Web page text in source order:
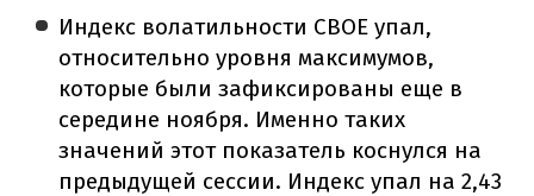
Индекс волатильности CBOE упал,
относительно уровня максимумов,
которые были зафиксированы еще в
середине ноября. Именно таких
значений этот показатель коснулся на
предыдущей сессии. Индекс упал на 2,43